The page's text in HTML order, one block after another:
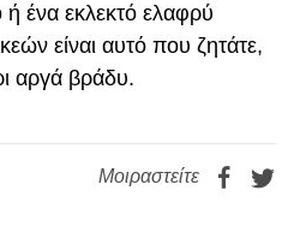
ή ένα εκλεκτό ελαφρύ
είναι αυτό που ζητάτε,
αργά βράδυ.
Μοιραστείτε